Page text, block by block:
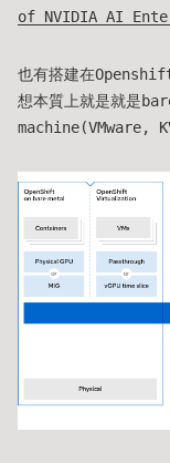
of NVIDIA AI
也有搭建在
想本質上就是就
machine(VMware,